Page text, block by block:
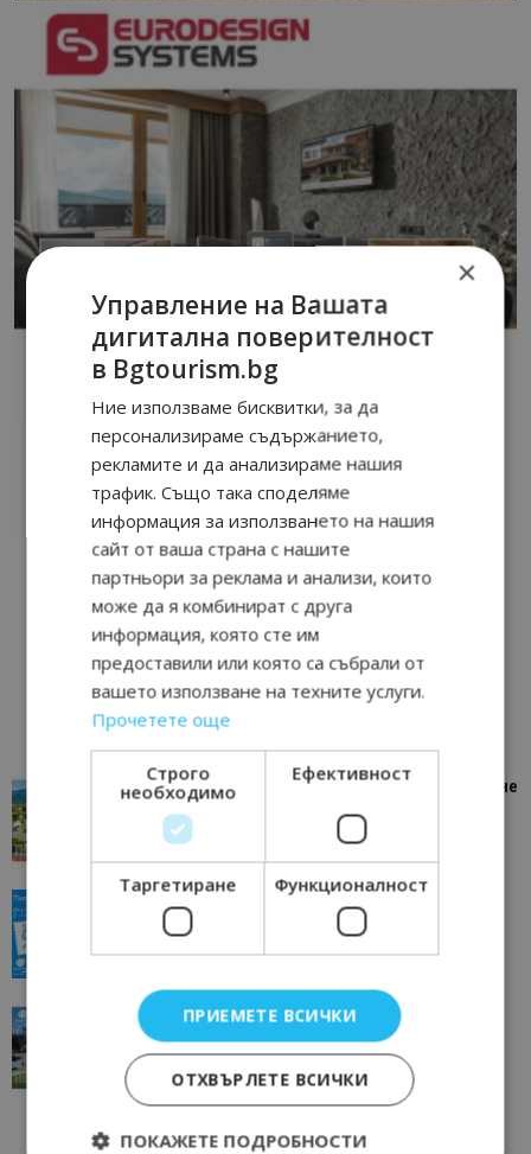
“Пощенска картичка от…”: Петрич – Изживяване
отвъд очакваното
Петрич
“Пощенска картичка от…”: Пловдив, градът на
Пловдив 23/06/2026 10:00
“Пощенска картичка от…”: Перник – град на
традициите, културата и вдъхновяващите...
×
Управление на Вашата
дигитална поверителност
в Bgtourism.bg
Ние използваме бисквитки, за да
персонализираме съдържанието,
рекламите и да анализираме нашия
трафик. Също така споделяме
информация за използването на нашия
сайт от ваша страна с нашите
партньори за реклама и анализи, които
може да я комбинират с друга
информация, която сте им
предоставили или която са събрали от
вашето използване на техните услуги.
Прочетете още
Строго
необходимо
Ефективност
Таргетиране Функционалност
ПРИЕМЕТЕ ВСИЧКИ
ОТХВЪРЛЕТЕ ВСИЧКИ
ПОКАЖЕТЕ ПОДРОБНОСТИ